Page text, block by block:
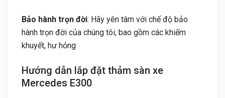
Bảo hành trọn đời: Hãy yên tâm với chế độ bảo
hành trọn đời của chúng tôi, bao gồm các khiếm
khuyết, hư hỏng
Hướng dẫn lắp đặt thảm sàn xe
Mercedes E300